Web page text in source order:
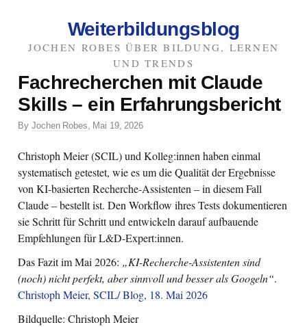
Weiterbildungsblog
JOCHEN ROBES ÜBER BILDUNG, LERNEN
UND TRENDS
Fachrecherchen mit Claude
Skills – ein Erfahrungsbericht
By Jochen Robes, Mai 19, 2026
Christoph Meier (SCIL) und Kolleg:innen haben einmal
systematisch getestet, wie es um die Qualität der Ergebnisse
von KI-basierten Recherche-Assistenten – in diesem Fall
Claude – bestellt ist. Den Workflow ihres Tests dokumentieren
sie Schritt für Schritt und entwickeln darauf aufbauende
Empfehlungen für L&D-Expert:innen.
Das Fazit im Mai 2026: „KI-Recherche-Assistenten sind
(noch) nicht perfekt, aber sinnvoll und besser als Googeln“.
Christoph Meier, SCIL/ Blog, 18. Mai 2026
Bildquelle: Christoph Meier